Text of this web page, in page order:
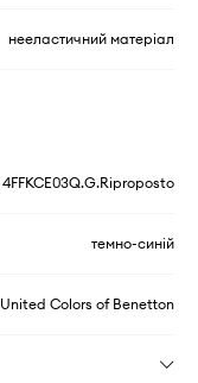
нееластичний матеріал
4FFKCE03Q.G.Riproposto
темно-синій
United Colors of Benetton